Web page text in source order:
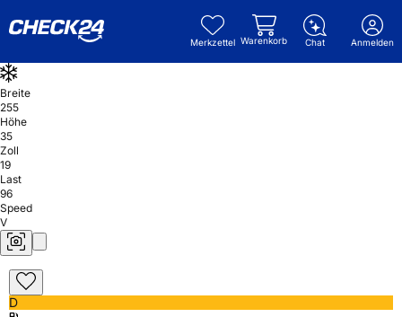
Merkzettel Warenkorb Chat Anmelden
Breite
255
Höhe
35
Zoll
19
Last
96
Speed
V
D